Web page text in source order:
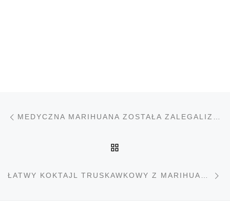
Nawigacja wpisu MEDYCZNA MARIHUANA ZOSTAŁA ZALEGALIZOWANA W WIELKIEJ BRYTANII ROK TEMU
ŁATWY KOKTAJL TRUSKAWKOWY Z MARIHUANĄ